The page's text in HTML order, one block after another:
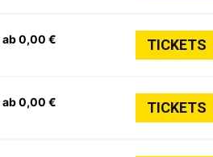
ab 0,00 € TICKETS
ab 0,00 € TICKETS